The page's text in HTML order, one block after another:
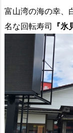
富山湾の海の幸、
名な回転寿司 『